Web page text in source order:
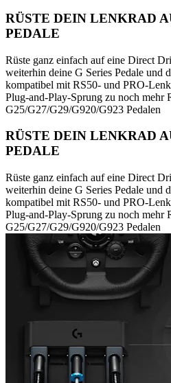
RÜSTE DEIN LENKRAD
PEDALE
Rüste ganz einfach auf eine Direct
weiterhin deine G Series Pedale und
kompatibel mit RS50- und PRO-
Plug-and-Play-Sprung zu noch mehr
G25/G27/G29/G920/G923 Pedalen
RÜSTE DEIN LENKRAD
PEDALE
Rüste ganz einfach auf eine Direct
weiterhin deine G Series Pedale und
kompatibel mit RS50- und PRO-
Plug-and-Play-Sprung zu noch mehr
G25/G27/G29/G920/G923 Pedalen